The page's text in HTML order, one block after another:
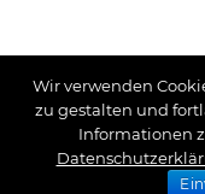
Wir verwenden
zu gestalten und
Informationen